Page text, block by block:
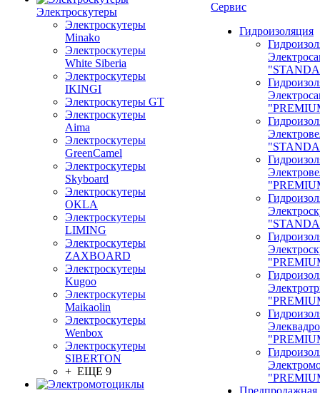
Электроскутеры
Электроскутеры
Minako
Электроскутеры
White Siberia
Электроскутеры
IKINGI
Электроскутеры GT
Электроскутеры
Aima
Электроскутеры
GreenCamel
Электроскутеры
Skyboard
Электроскутеры
OKLA
Электроскутеры
LIMING
Электроскутеры
ZAXBOARD
Электроскутеры
Kugoo
Электроскутеры
Maikaolin
Электроскутеры
Wenbox
Электроскутеры
SIBERTON
+ ЕЩЕ 9
Сервис
Гидроизоляция
Предпродажная